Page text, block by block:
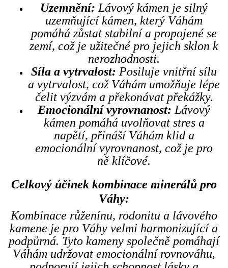
Uzemnění: Lávový kámen je silný
uzemňující kámen, který Váhám
pomáhá zůstat stabilní a propojené se
zemí, což je užitečné pro jejich sklon k
nerozhodnosti.
Síla a vytrvalost: Posiluje vnitřní sílu
a vytrvalost, což Váhám umožňuje lépe
čelit výzvám a překonávat překážky.
Emocionální vyrovnanost: Lávový
kámen pomáhá uvolňovat stres a
napětí, přináší Váhám klid a
emocionální vyrovnanost, což je pro
ně klíčové.
Celkový účinek kombinace minerálů pro
Váhy:
Kombinace růženínu, rodonitu a lávového
kamene je pro Váhy velmi harmonizující a
podpůrná. Tyto kameny společně pomáhají
Váhám udržovat emocionální rovnováhu,